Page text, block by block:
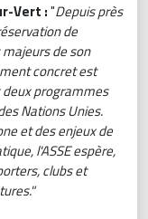
Vert :"Depuis près
de
de son
concret est
programmes
Nations Unies.
et des enjeux de
l'ASSE espère,
clubs et